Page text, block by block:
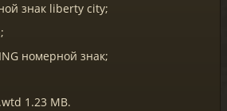
знак liberty city;
номерной знак;
1.23 MB.